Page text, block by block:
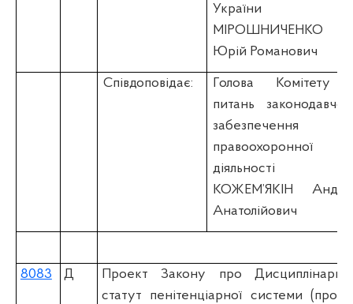
України
МІРОШНИЧЕНКО
Юрій Романович
Співдоповідає:
Голова Комітету
питань
забезпечення
правоохоронної
діяльності
КОЖЕМ’ЯКІН
Анатолійович
8083 Д
Проект Закону про
статут пенітенціарної системи